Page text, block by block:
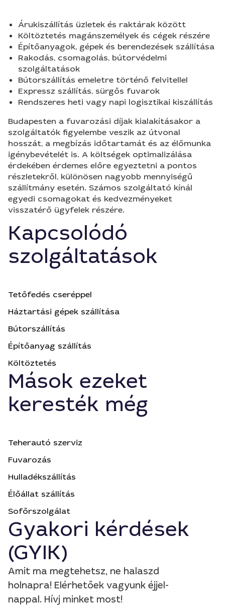
Árukiszállítás üzletek és raktárak között
Költöztetés magánszemélyek és cégek részére
Építőanyagok, gépek és berendezések szállítása
Rakodás, csomagolás, bútorvédelmi
szolgáltatások
Bútorszállítás emeletre történő felvitellel
Expressz szállítás, sürgős fuvarok
Rendszeres heti vagy napi logisztikai kiszállítás
Budapesten a fuvarozási díjak kialakításakor a
szolgáltatók figyelembe veszik az útvonal
hosszát, a megbízás időtartamát és az élőmunka
igénybevételét is. A költségek optimalizálása
érdekében érdemes előre egyeztetni a pontos
részletekről, különösen nagyobb mennyiségű
szállítmány esetén. Számos szolgáltató kínál
egyedi csomagokat és kedvezményeket
visszatérő ügyfelek részére.
Kapcsolódó
szolgáltatások
Tetőfedés cseréppel
Háztartási gépek szállítása
Bútorszállítás
Építőanyag szállítás
Költöztetés
Mások ezeket
keresték még
Teherautó szerviz
Fuvarozás
Hulladékszállítás
Élőállat szállítás
Sofőrszolgálat
Gyakori kérdések
(GYIK)
Amit ma megtehetsz, ne halaszd
holnapra! Elérhetőek vagyunk éjjel-
nappal. Hívj minket most!